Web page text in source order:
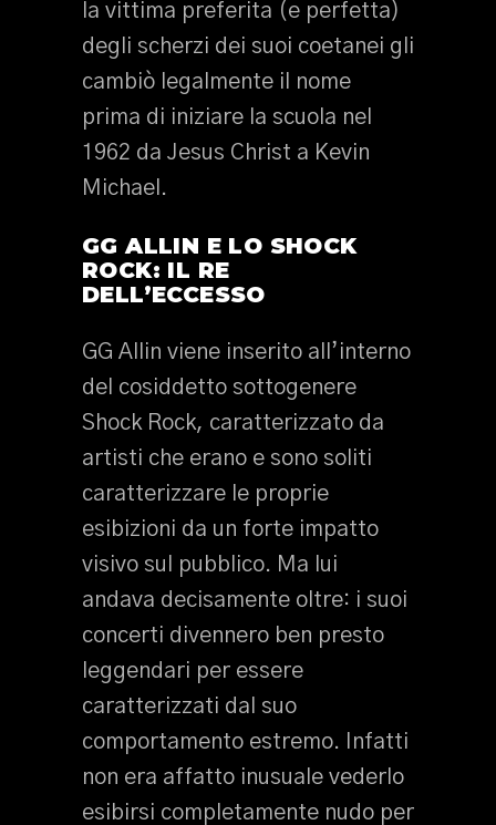
la vittima preferita (e perfetta)
degli scherzi dei suoi coetanei gli
cambiò legalmente il nome
prima di iniziare la scuola nel
1962 da Jesus Christ a Kevin
Michael.
GG ALLIN E LO SHOCK
ROCK: IL RE
DELL’ECCESSO
GG Allin viene inserito all’interno
del cosiddetto sottogenere
Shock Rock, caratterizzato da
artisti che erano e sono soliti
caratterizzare le proprie
esibizioni da un forte impatto
visivo sul pubblico. Ma lui
andava decisamente oltre: i suoi
concerti divennero ben presto
leggendari per essere
caratterizzati dal suo
comportamento estremo. Infatti
non era affatto inusuale vederlo
esibirsi completamente nudo per